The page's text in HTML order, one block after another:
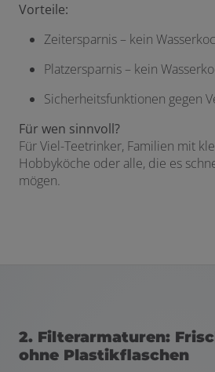
Vorteile:
Zeitersparnis – kein
Platzersparnis – kein
Sicherheitsfunktionen gegen
Für wen sinnvoll?
Für Viel-Teetrinker, Familien mit
Hobbyköche oder alle, die es
mögen.
2. Filterarmaturen:
ohne Plastikflaschen